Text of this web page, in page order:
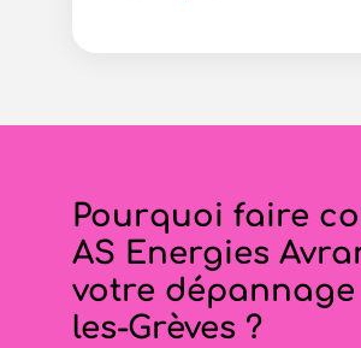
Pourquoi faire
AS Energies
votre
les-Grèves ?